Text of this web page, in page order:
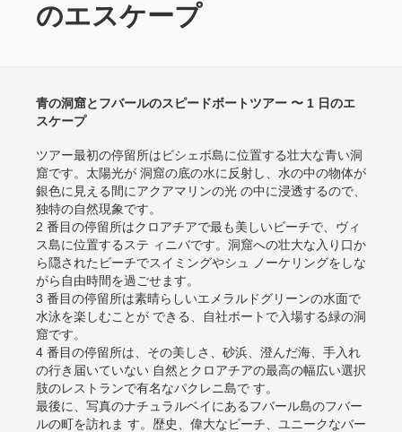
のエスケープ
青の洞窟とフバールのスピードボートツアー 〜 1 日のエ
スケープ
ツアー最初の停留所はビシェボ島に位置する壮大な青い洞
窟です。太陽光が 洞窟の底の水に反射し、水の中の物体が
銀色に見える間にアクアマリンの光 の中に浸透するので、
独特の自然現象です。
2 番目の停留所はクロアチアで最も美しいビーチで、ヴィ
ス島に位置するステ ィニバです。洞窟への壮大な入り口か
ら隠されたビーチでスイミングやシュ ノーケリングをしな
がら自由時間を過ごせます。
3 番目の停留所は素晴らしいエメラルドグリーンの水面で
水泳を楽しむことが できる、自社ボートで入場する緑の洞
窟です。
4 番目の停留所は、その美しさ、砂浜、澄んだ海、手入れ
の行き届いていない 自然とクロアチアの最高の幅広い選択
肢のレストランで有名なパクレニ島で す。
最後に、写真のナチュラルベイにあるフバール島のフバー
ルの町を訪れま す。歴史、偉大なビーチ、ユニークなバー